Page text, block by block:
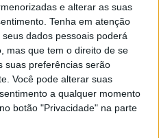
e alterar as suas
Tenha em atenção
dados pessoais poderá
mas que tem o direito de se
suas preferências serão
Você pode alterar suas
a qualquer momento
botão "Privacidade" na parte
para cinco
que convoca o corpo,
uma reflexão sobre a
e a Natureza. Um
e artificiais, primitivas e
questiona o lugar num
onde o futuro é